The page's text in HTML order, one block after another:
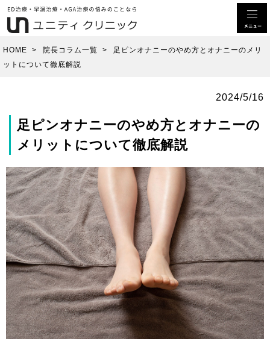
HOME > 院長コラム一覧 >
足ピンオナニーのやめ方とオナニーのメリ
ットについて徹底解説
2024/5/16
足ピンオナニーのやめ方とオナニーの
メリットについて徹底解説